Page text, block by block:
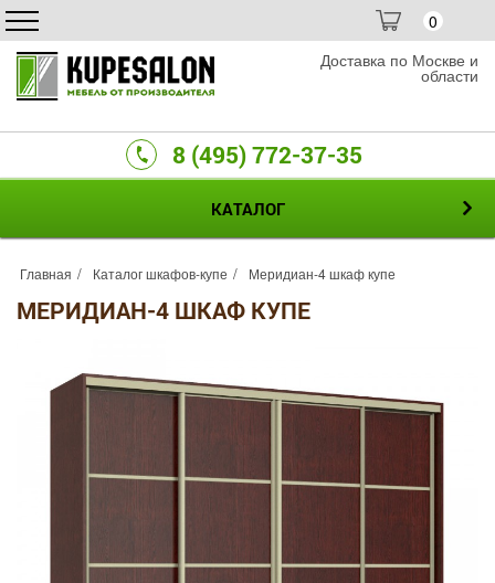
0
Доставка по Москве и
области
8 (495) 772-37-35
КАТАЛОГ
Главная Каталог шкафов-купе Меридиан-4 шкаф купе
МЕРИДИАН-4 ШКАФ КУПЕ